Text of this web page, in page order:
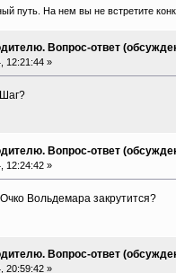
путь. На нем вы не встретите
Вопрос-ответ
12:21:44 »
Вопрос-ответ
12:24:42 »
Вольдемара закрутится?
Вопрос-ответ
20:59:42 »